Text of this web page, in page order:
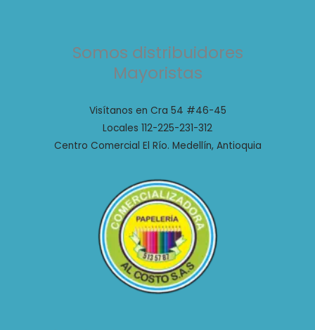
Somos distribuidores
Mayoristas
Visítanos en Cra 54 #46-45
Locales 112-225-231-312
Centro Comercial El Río. Medellín, Antioquia